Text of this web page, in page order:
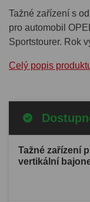
Tažné zařízení s
pro automobil
Sportstourer. Rok
Celý popis
Tažné zařízení
vertikální